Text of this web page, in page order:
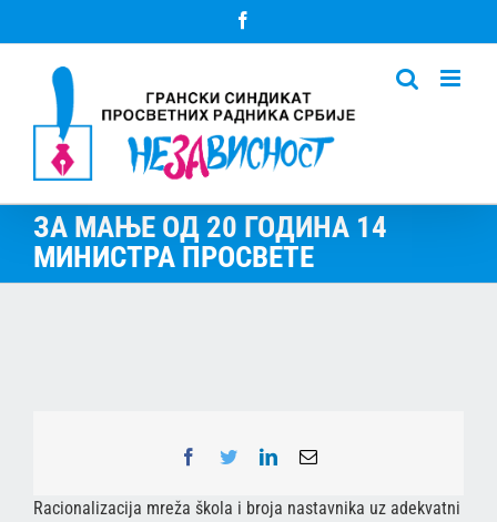
to
ЗА МАЊЕ ОД 20 ГОДИНА 14
МИНИСТРА ПРОСВЕТЕ
Facebook
TwitterLinkedInEmail
Racionalizacija mreža škola i broja nastavnika uz adekvatni